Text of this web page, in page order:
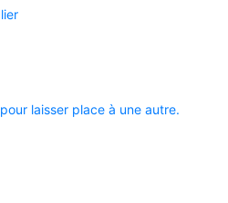
laisser place à une autre.